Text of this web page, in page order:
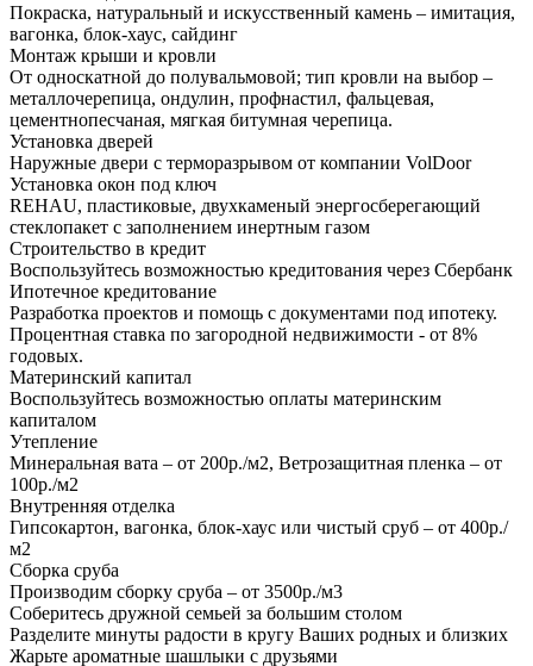
Покраска, натуральный и искусственный камень – имитация,
вагонка, блок-хаус, сайдинг
Монтаж крыши и кровли
От односкатной до полувальмовой; тип кровли на выбор –
металлочерепица, ондулин, профнастил, фальцевая,
цементнопесчаная, мягкая битумная черепица.
Установка дверей
Наружные двери с терморазрывом от компании VolDoor
Установка окон под ключ
REHAU, пластиковые, двухкаменый энергосберегающий
стеклопакет с заполнением инертным газом
Строительство в кредит
Воспользуйтесь возможностью кредитования через Сбербанк
Ипотечное кредитование
Разработка проектов и помощь с документами под ипотеку.
Процентная ставка по загородной недвижимости - от 8%
годовых.
Материнский капитал
Воспользуйтесь возможностью оплаты материнским
капиталом
Утепление
Минеральная вата – от 200р./м2, Ветрозащитная пленка – от
100р./м2
Внутренняя отделка
Гипсокартон, вагонка, блок-хаус или чистый сруб – от 400р./
м2
Сборка сруба
Производим сборку сруба – от 3500р./м3
Соберитесь дружной семьей за большим столом
Разделите минуты радости в кругу Ваших родных и близких
Жарьте ароматные шашлыки с друзьями